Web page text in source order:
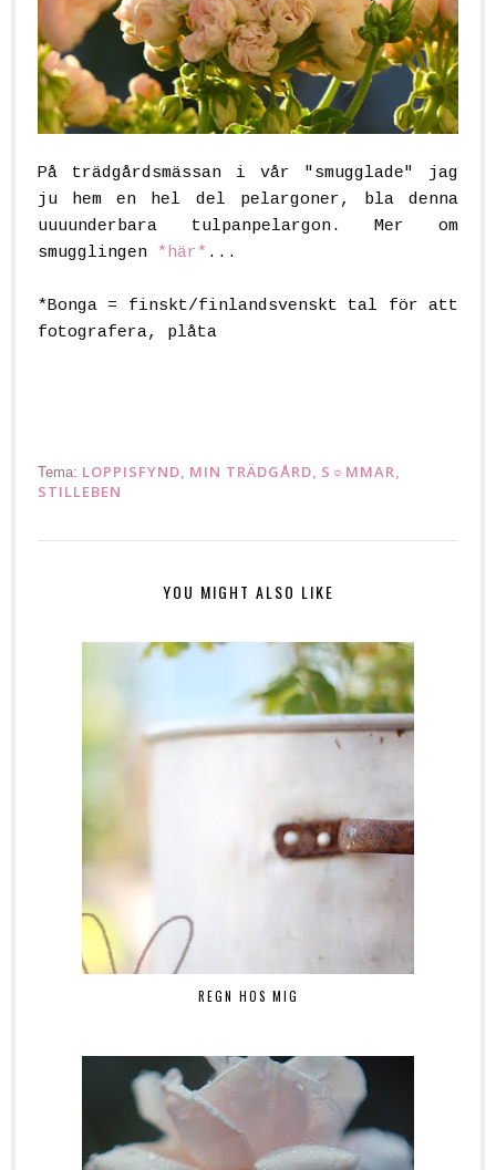
På trädgårdsmässan i vår "smugglade" jag
ju hem en hel del pelargoner, bla denna
uuuunderbara tulpanpelargon. Mer om
smugglingen *här* ...
*Bonga = finskt/finlandsvenskt tal för att
fotografera, plåta
Tema: LOPPISFYND MIN TRÄDGÅRD S☼MMAR
STILLEBEN
YOU MIGHT ALSO LIKE
REGN HOS MIG